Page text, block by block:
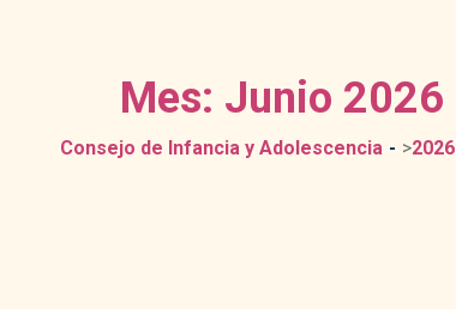
Mes: Junio 2026
Consejo de Infancia y Adolescencia >2026